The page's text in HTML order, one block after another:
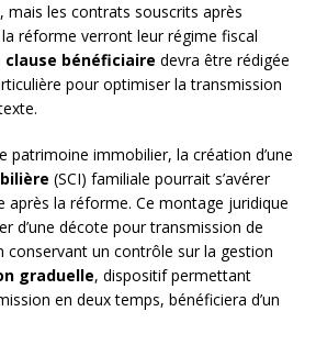
mais les contrats souscrits après
la réforme verront leur régime fiscal
clause bénéficiaire devra être rédigée
pour optimiser la transmission
patrimoine immobilier, la création d’une
(SCI) familiale pourrait s’avérer
après la réforme. Ce montage juridique
d’une décote pour transmission de
conservant un contrôle sur la gestion
graduelle, dispositif permettant
en deux temps, bénéficiera d’un